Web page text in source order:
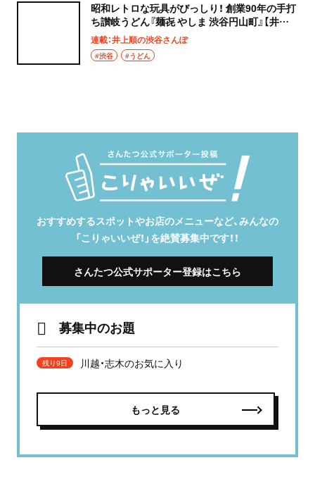
昭和レトロな玩具がびっしり！ 創業90年の手打
ち讃岐うどん『麺㐂 やしま 渋谷円山町』【井上
順の渋谷さんぽ】
連載：井上順の渋谷さんぽ
#渋谷 #うどん
おすすめするスポットやお店のメニューなど、みんなの
「こりゃいいぜ！」を絶賛募集中です！！
さんたつ公式サポーター登録はこちら
募集中のお題
残り9日 川越・志木のお気に入り
もっと見る